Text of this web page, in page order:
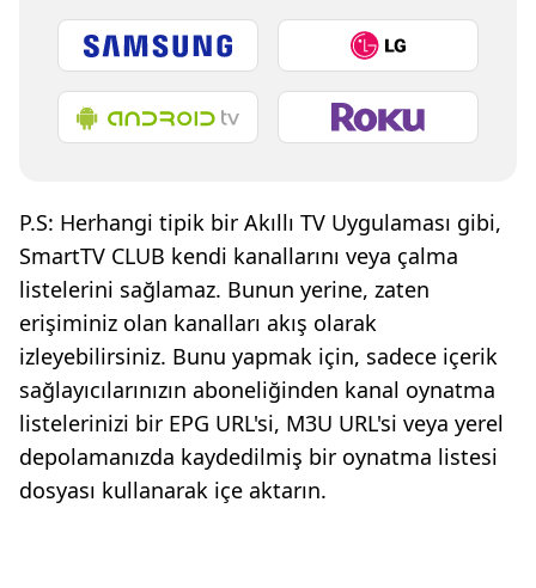
P.S: Herhangi tipik bir Akıllı TV Uygulaması gibi,
SmartTV CLUB kendi kanallarını veya çalma
listelerini sağlamaz. Bunun yerine, zaten
erişiminiz olan kanalları akış olarak
izleyebilirsiniz. Bunu yapmak için, sadece içerik
sağlayıcılarınızın aboneliğinden kanal oynatma
listelerinizi bir EPG URL'si, M3U URL'si veya yerel
depolamanızda kaydedilmiş bir oynatma listesi
dosyası kullanarak içe aktarın.